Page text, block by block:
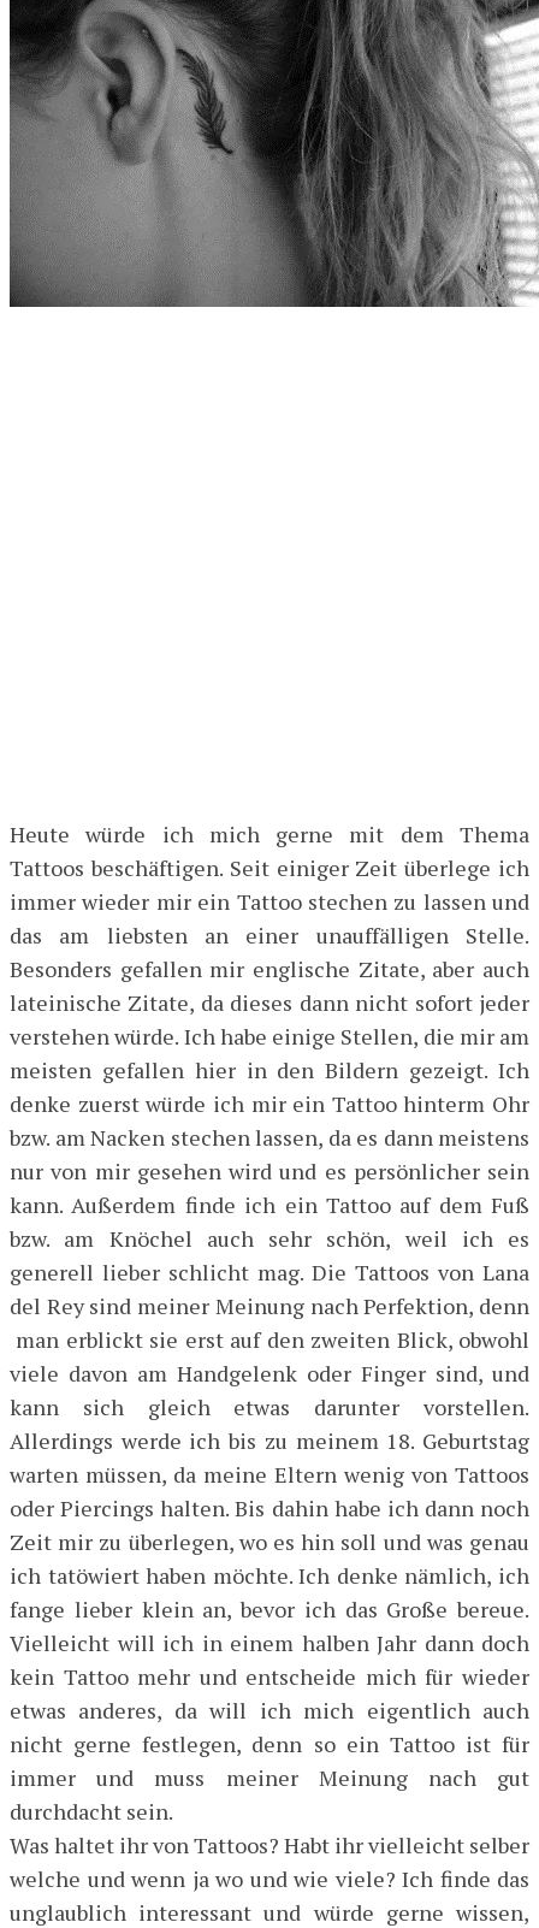
Heute würde ich mich gerne mit dem Thema
Tattoos beschäftigen. Seit einiger Zeit überlege ich
immer wieder mir ein Tattoo stechen zu lassen und
das am liebsten an einer unauffälligen Stelle.
Besonders gefallen mir englische Zitate, aber auch
lateinische Zitate, da dieses dann nicht sofort jeder
verstehen würde. Ich habe einige Stellen, die mir am
meisten gefallen hier in den Bildern gezeigt. Ich
denke zuerst würde ich mir ein Tattoo hinterm Ohr
bzw. am Nacken stechen lassen, da es dann meistens
nur von mir gesehen wird und es persönlicher sein
kann. Außerdem finde ich ein Tattoo auf dem Fuß
bzw. am Knöchel auch sehr schön, weil ich es
generell lieber schlicht mag. Die Tattoos von Lana
del Rey sind meiner Meinung nach Perfektion, denn
man erblickt sie erst auf den zweiten Blick, obwohl
viele davon am Handgelenk oder Finger sind, und
kann sich gleich etwas darunter vorstellen.
Allerdings werde ich bis zu meinem 18. Geburtstag
warten müssen, da meine Eltern wenig von Tattoos
oder Piercings halten. Bis dahin habe ich dann noch
Zeit mir zu überlegen, wo es hin soll und was genau
ich tatöwiert haben möchte. Ich denke nämlich, ich
fange lieber klein an, bevor ich das Große bereue.
Vielleicht will ich in einem halben Jahr dann doch
kein Tattoo mehr und entscheide mich für wieder
etwas anderes, da will ich mich eigentlich auch
nicht gerne festlegen, denn so ein Tattoo ist für
immer und muss meiner Meinung nach gut
durchdacht sein.
Was haltet ihr von Tattoos? Habt ihr vielleicht selber
welche und wenn ja wo und wie viele? Ich finde das
unglaublich interessant und würde gerne wissen,